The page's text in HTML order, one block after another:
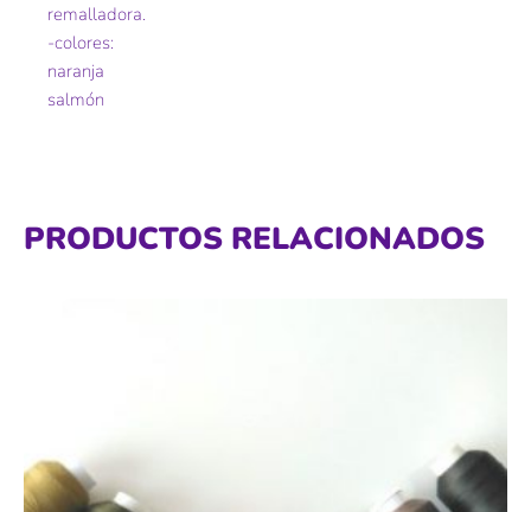
remalladora.
-colores:
naranja
salmón
PRODUCTOS RELACIONADOS